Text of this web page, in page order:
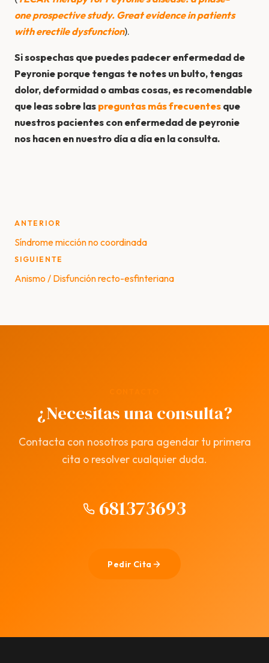
one prospective study. Great evidence in patients
with erectile dysfunction).
Si sospechas que puedes padecer enfermedad de
Peyronie porque tengas te notes un bulto, tengas
dolor, deformidad o ambas cosas, es recomendable
que leas sobre las preguntas más frecuentes que
nuestros pacientes con enfermedad de peyronie
nos hacen en nuestro día a día en la consulta.
Post
navigation
ANTERIOR
Síndrome micción no coordinada
SIGUIENTE
Anismo / Disfunción recto-esfinteriana
¿Necesitas una consulta?
Contacta con nosotros para agendar tu primera
cita o resolver cualquier duda.
681373693
Pedir Cita